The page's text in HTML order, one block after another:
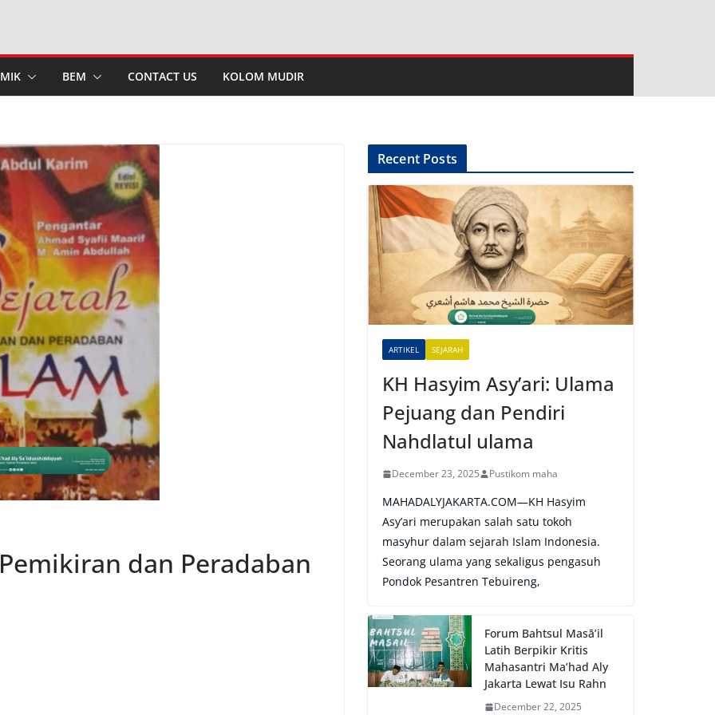
BEM CONTACT US KOLOM MUDIR
dan Peradaban
Recent Posts
ARTIKEL SEJARAH
KH Hasyim Asy’ari: Ulama
Pejuang dan Pendiri
Nahdlatul ulama
December 23, 2025 Pustikom maha
MAHADALYJAKARTA.COM—KH Hasyim
Asy’ari merupakan salah satu tokoh
masyhur dalam sejarah Islam Indonesia.
Seorang ulama yang sekaligus pengasuh
Pondok Pesantren Tebuireng,
Forum Bahtsul Masā’il
Latih Berpikir Kritis
Mahasantri Ma’had Aly
Jakarta Lewat Isu Rahn
December 22, 2025